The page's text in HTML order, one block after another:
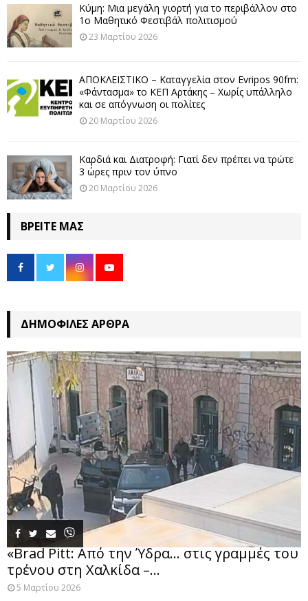
Κύμη: Μια μεγάλη γιορτή για το περιβάλλον στο
1ο Μαθητικό Φεστιβάλ πολιτισμού
23 Μαρτίου 2026
ΑΠΟΚΛΕΙΣΤΙΚΟ – Καταγγελία στον Evripos 90fm:
«Φάντασμα» το ΚΕΠ Αρτάκης – Χωρίς υπάλληλο
και σε απόγνωση οι πολίτες
20 Μαρτίου 2026
Καρδιά και Διατροφή: Γιατί δεν πρέπει να τρώτε
3 ώρες πριν τον ύπνο
20 Μαρτίου 2026
ΒΡΕΊΤΕ ΜΑΣ
ΔΗΜΟΦΙΛΈΣ ΆΡΘΡΑ
«Brad Pitt: Από την Ύδρα… στις γραμμές του
τρένου στη Χαλκίδα –...
5 Μαρτίου 2026